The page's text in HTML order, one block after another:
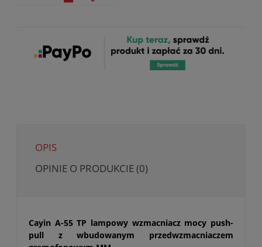
OPIS
OPINIE O PRODUKCIE (0)
Cayin A-55 TP lampowy wzmacniacz mocy push-
pull z wbudowanym przedwzmacniaczem